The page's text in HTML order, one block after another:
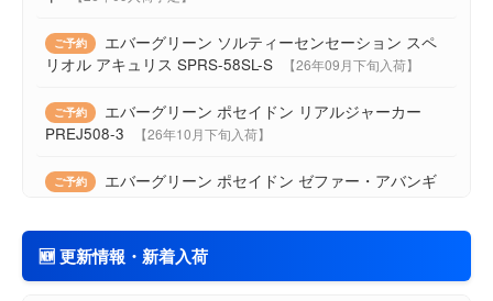
ご予約
エバーグリーン ソルティーセンセーション スペ
リオル アキュリス SPRS-58SL-S
【26年09月下旬入荷】
ご予約
エバーグリーン ポセイドン リアルジャーカー
PREJ508-3
【26年10月下旬入荷】
ご予約
エバーグリーン ポセイドン ゼファー・アバンギ
ご予約
エバーグリーン カレイド・インスピラーレ ウォ
ーガゼルRS IRSC-63MHR-TG40X「WAR GAZELLE」
🆕 更新情報・新着入荷